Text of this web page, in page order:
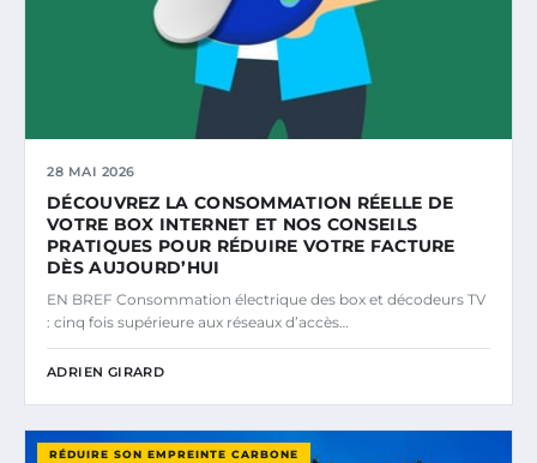
28 MAI 2026
DÉCOUVREZ LA CONSOMMATION RÉELLE DE
VOTRE BOX INTERNET ET NOS CONSEILS
PRATIQUES POUR RÉDUIRE VOTRE FACTURE
DÈS AUJOURD’HUI
EN BREF Consommation électrique des box et décodeurs TV
: cinq fois supérieure aux réseaux d’accès…
ADRIEN GIRARD
RÉDUIRE SON EMPREINTE CARBONE